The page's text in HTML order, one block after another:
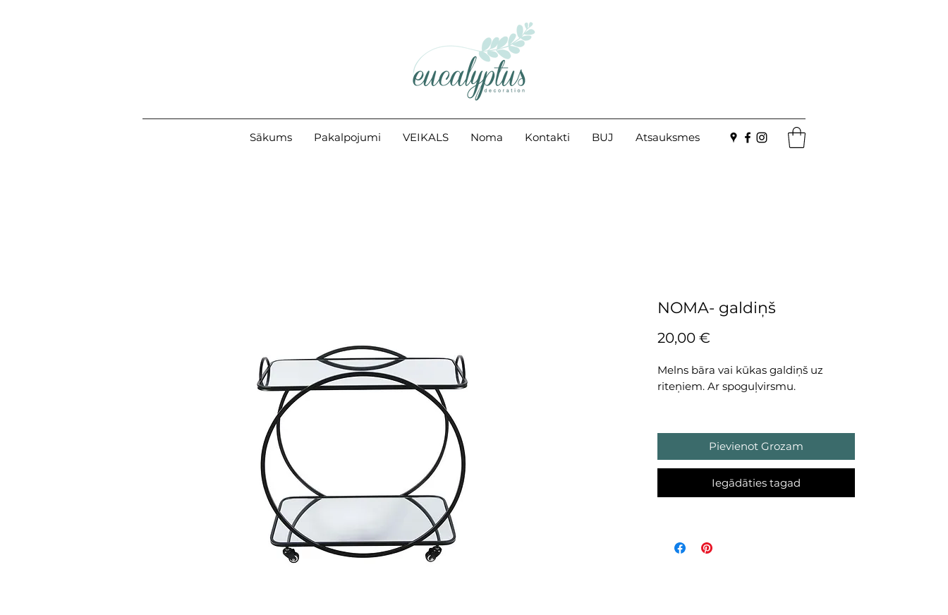
Sākums Pakalpojumi VEIKALS Noma Kontakti BUJ Atsauksmes
NOMA- galdiņš
20,00 €
Melns bāra vai kūkas galdiņš uz
riteņiem. Ar spoguļvirsmu.
3 dienām.
Sazinies ar mums
eucalyptus@eucalyptus.lv par
datuma pieejamību.
Pievienot Grozam
Iegādāties tagad